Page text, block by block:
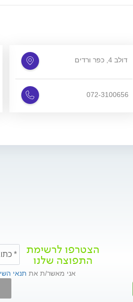
דולב 4, כפר ורדים
072-3100656
הצטרפו לרשימת
התפוצה שלנו
אני מאשר/ת את תנאי